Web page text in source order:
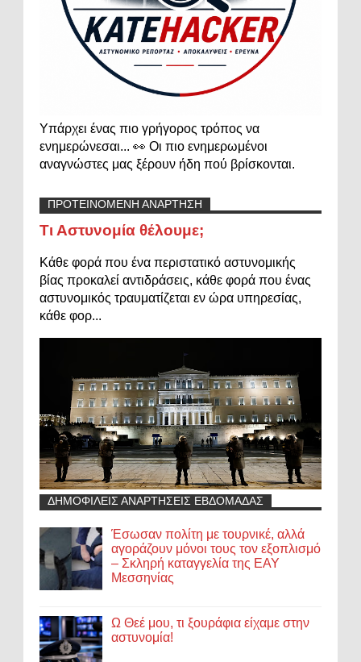
Υπάρχει ένας πιο γρήγορος τρόπος να
ενημερώνεσαι... 👀 Οι πιο ενημερωμένοι
αναγνώστες μας ξέρουν ήδη πού βρίσκονται.
ΠΡΟΤΕΙΝΟΜΕΝΗ ΑΝΑΡΤΗΣΗ
Τι Αστυνομία θέλουμε;
Κάθε φορά που ένα περιστατικό αστυνομικής
βίας προκαλεί αντιδράσεις, κάθε φορά που ένας
αστυνομικός τραυματίζεται εν ώρα υπηρεσίας,
κάθε φορ...
ΔΗΜΟΦΙΛΕΙΣ ΑΝΑΡΤΗΣΕΙΣ ΕΒΔΟΜΑΔΑΣ
Έσωσαν πολίτη με τουρνικέ, αλλά
αγοράζουν μόνοι τους τον εξοπλισμό
– Σκληρή καταγγελία της ΕΑΥ
Μεσσηνίας
Ω Θεέ μου, τι ξουράφια είχαμε στην
αστυνομία!